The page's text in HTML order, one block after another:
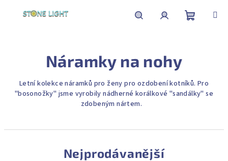
Náramky na nohy
Letní kolekce náramků pro ženy pro ozdobení kotníků. Pro
"bosonožky" jsme vyrobily nádherné korálkové "sandálky" se
zdobeným nártem.
Nejprodávanější